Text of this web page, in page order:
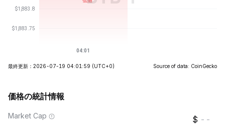
最終更新：2026-07-19 04:01:59 (UTC+0) Source of data: CoinGecko
価格の統計情報
Market Cap --